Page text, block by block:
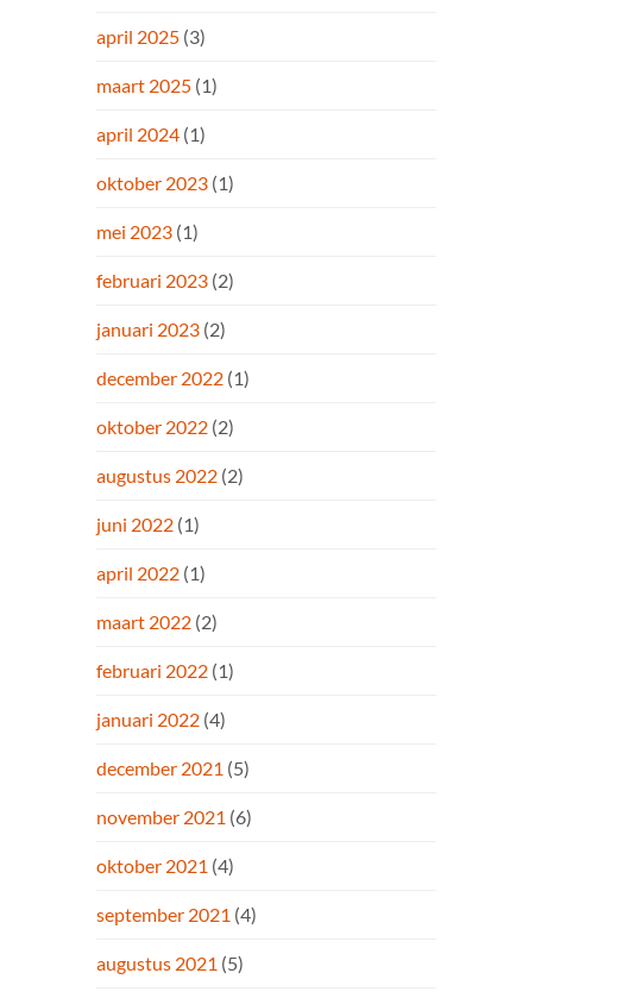
april 2025 (3)
maart 2025 (1)
april 2024 (1)
oktober 2023 (1)
mei 2023 (1)
februari 2023 (2)
januari 2023 (2)
december 2022 (1)
oktober 2022 (2)
augustus 2022 (2)
juni 2022 (1)
april 2022 (1)
maart 2022 (2)
februari 2022 (1)
januari 2022 (4)
december 2021 (5)
november 2021 (6)
oktober 2021 (4)
september 2021 (4)
augustus 2021 (5)